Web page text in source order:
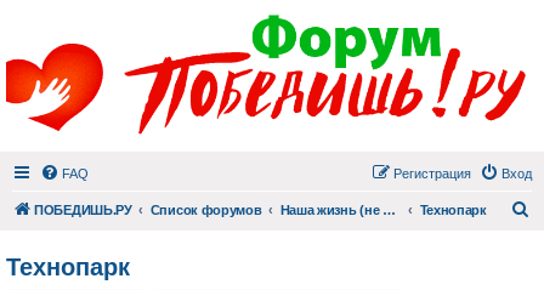
FAQ Вход
Регистрация
ПОБЕДИШЬ.РУ Список форумов Наша жизнь (не всё же о суициде!) Технопарк
Технопарк